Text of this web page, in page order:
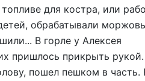
для костра, или
обрабатывали
В горле у Алексея
пришлось прикрыть
пошел пешком в часть.